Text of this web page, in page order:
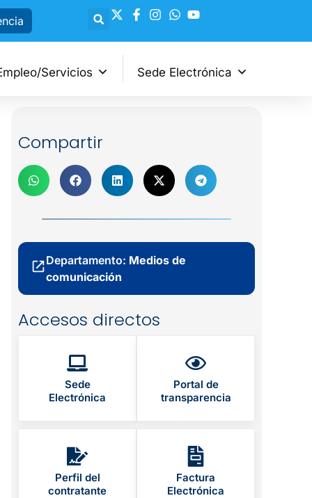
Servicios Sede Electrónica
Compartir
Departamento: Medios de
comunicación
Accesos directos
Sede
Electrónica
Portal de
transparencia
Perfil del
contratante
Factura
Electrónica